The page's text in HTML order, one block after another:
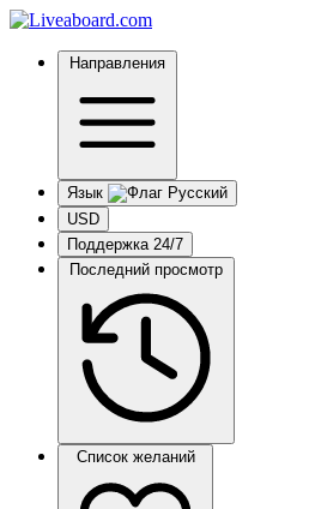
Направления
Язык
USD
Поддержка 24/7
Последний просмотр
Список желаний